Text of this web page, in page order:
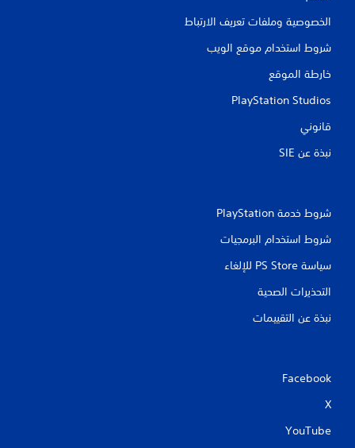
الخصوصية وملفات تعريف الارتباط
شروط استخدام موقع الويب
خارطة الموقع
PlayStation Studios
قانوني
نبذة عن SIE‏
شروط خدمة PlayStation‏
شروط استخدام البرمجيات
سياسة PS Store للإلغاء
التحذيرات الصحية
نبذة عن التقييمات
Facebook
X
YouTube